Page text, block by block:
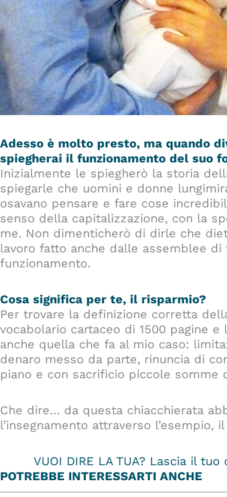
Adesso è molto presto, ma quando
spiegherai il funzionamento del suo
Inizialmente le spiegherò la storia
spiegarle che uomini e donne
osavano pensare e fare cose
senso della capitalizzazione, con la
me. Non dimenticherò di dirle che
lavoro fatto anche dalle assemblee
funzionamento.
Cosa significa per te, il risparmio?
Per trovare la definizione corretta
vocabolario cartaceo di 1500 pagine
anche quella che fa al mio caso:
denaro messo da parte, rinuncia di
piano e con sacrificio piccole somme
Che dire… da questa chiacchierata
l’insegnamento attraverso l’esempio,
VUOI DIRE LA TUA? Lascia il
POTREBBE INTERESSARTI ANCHE